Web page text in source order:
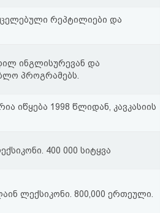
რეპტილიები და
ინგლისურევან და
პროგრამებს.
იწყება 1998 წლიდან, კავკასიის
400 000 სიტყვა
ლექსიკონი. 800,000 ერთეული.